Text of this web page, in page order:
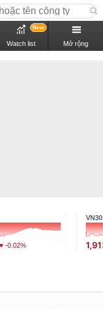
Watch list
New
Mở rộng
-0.02%
VN30